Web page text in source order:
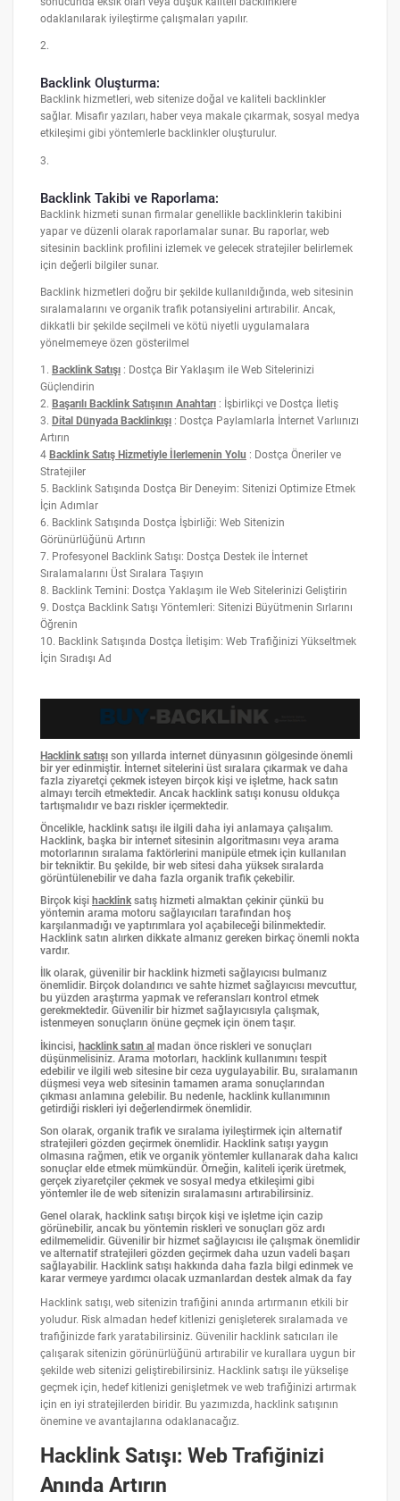
odaklanılarak iyileştirme çalışmaları yapılır.
2.
Backlink Oluşturma:
Backlink hizmetleri, web sitenize doğal ve kaliteli backlinkler
sağlar. Misafir yazıları, haber veya makale çıkarmak, sosyal medya
etkileşimi gibi yöntemlerle backlinkler oluşturulur.
3.
Backlink Takibi ve Raporlama:
Backlink hizmeti sunan firmalar genellikle backlinklerin takibini
yapar ve düzenli olarak raporlamalar sunar. Bu raporlar, web
sitesinin backlink profilini izlemek ve gelecek stratejiler belirlemek
için değerli bilgiler sunar.
Backlink hizmetleri doğru bir şekilde kullanıldığında, web sitesinin
sıralamalarını ve organik trafik potansiyelini artırabilir. Ancak,
dikkatli bir şekilde seçilmeli ve kötü niyetli uygulamalara
yönelmemeye özen gösterilmel
1. Backlink Satışı : Dostça Bir Yaklaşım ile Web Sitelerinizi
Güçlendirin
2. Başarılı Backlink Satışının Anahtarı : İşbirlikçi ve Dostça İletiş
3. Dital Dünyada Backlinkışı : Dostça Paylamlarla İnternet Varlıınızı
Artırın
4 Backlink Satış Hizmetiyle İlerlemenin Yolu : Dostça Öneriler ve
Stratejiler
5. Backlink Satışında Dostça Bir Deneyim: Sitenizi Optimize Etmek
İçin Adımlar
6. Backlink Satışında Dostça İşbirliği: Web Sitenizin
Görünürlüğünü Artırın
7. Profesyonel Backlink Satışı: Dostça Destek ile İnternet
Sıralamalarını Üst Sıralara Taşıyın
8. Backlink Temini: Dostça Yaklaşım ile Web Sitelerinizi Geliştirin
9. Dostça Backlink Satışı Yöntemleri: Sitenizi Büyütmenin Sırlarını
Öğrenin
10. Backlink Satışında Dostça İletişim: Web Trafiğinizi Yükseltmek
İçin Sıradışı Ad
Hacklink satışı son yıllarda internet dünyasının gölgesinde önemli
bir yer edinmiştir. İnternet sitelerini üst sıralara çıkarmak ve daha
fazla ziyaretçi çekmek isteyen birçok kişi ve işletme, hack satın
almayı tercih etmektedir. Ancak hacklink satışı konusu oldukça
tartışmalıdır ve bazı riskler içermektedir.
Öncelikle, hacklink satışı ile ilgili daha iyi anlamaya çalışalım.
Hacklink, başka bir internet sitesinin algoritmasını veya arama
motorlarının sıralama faktörlerini manipüle etmek için kullanılan
bir tekniktir. Bu şekilde, bir web sitesi daha yüksek sıralarda
görüntülenebilir ve daha fazla organik trafik çekebilir.
Birçok kişi hacklinksatış hizmeti almaktan çekinir çünkü bu
yöntemin arama motoru sağlayıcıları tarafından hoş
karşılanmadığı ve yaptırımlara yol açabileceği bilinmektedir.
Hacklink satın alırken dikkate almanız gereken birkaç önemli nokta
vardır.
İlk olarak, güvenilir bir hacklink hizmeti sağlayıcısı bulmanız
önemlidir. Birçok dolandırıcı ve sahte hizmet sağlayıcısı mevcuttur,
bu yüzden araştırma yapmak ve referansları kontrol etmek
gerekmektedir. Güvenilir bir hizmet sağlayıcısıyla çalışmak,
istenmeyen sonuçların önüne geçmek için önem taşır.
İkincisi, hacklink satın al madan önce riskleri ve sonuçları
düşünmelisiniz. Arama motorları, hacklink kullanımını tespit
edebilir ve ilgili web sitesine bir ceza uygulayabilir. Bu, sıralamanın
düşmesi veya web sitesinin tamamen arama sonuçlarından
çıkması anlamına gelebilir. Bu nedenle, hacklink kullanımının
getirdiği riskleri iyi değerlendirmek önemlidir.
Son olarak, organik trafik ve sıralama iyileştirmek için alternatif
stratejileri gözden geçirmek önemlidir. Hacklink satışı yaygın
olmasına rağmen, etik ve organik yöntemler kullanarak daha kalıcı
sonuçlar elde etmek mümkündür. Örneğin, kaliteli içerik üretmek,
gerçek ziyaretçiler çekmek ve sosyal medya etkileşimi gibi
yöntemler ile de web sitenizin sıralamasını artırabilirsiniz.
Genel olarak, hacklink satışı birçok kişi ve işletme için cazip
görünebilir, ancak bu yöntemin riskleri ve sonuçları göz ardı
edilmemelidir. Güvenilir bir hizmet sağlayıcısı ile çalışmak önemlidir
ve alternatif stratejileri gözden geçirmek daha uzun vadeli başarı
sağlayabilir. Hacklink satışı hakkında daha fazla bilgi edinmek ve
karar vermeye yardımcı olacak uzmanlardan destek almak da fay
Hacklink satışı, web sitenizin trafiğini anında artırmanın etkili bir
yoludur. Risk almadan hedef kitlenizi genişleterek sıralamada ve
trafiğinizde fark yaratabilirsiniz. Güvenilir hacklink satıcıları ile
çalışarak sitenizin görünürlüğünü artırabilir ve kurallara uygun bir
şekilde web sitenizi geliştirebilirsiniz. Hacklink satışı ile yükselişe
geçmek için, hedef kitlenizi genişletmek ve web trafiğinizi artırmak
için en iyi stratejilerden biridir. Bu yazımızda, hacklink satışının
önemine ve avantajlarına odaklanacağız.
Hacklink Satışı: Web Trafiğinizi
Anında Artırın